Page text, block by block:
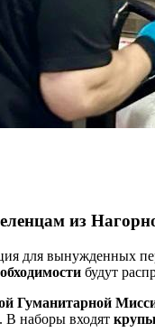
из
для вынужденных
будут
Гуманитарной
. В наборы входят